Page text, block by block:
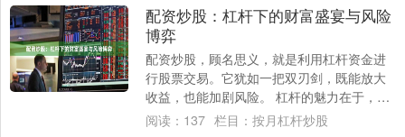
配资炒股：杠杆下的财富盛宴与风险
博弈
配资炒股，顾名思义，就是利用杠杆资金进
行股票交易。它犹如一把双刃剑，既能放大
收益，也能加剧风险。 杠杆的魅力在于，它
可以放大收益。例如，10万元本金，配资5
阅读： 137 栏目： 按月杠杆炒股